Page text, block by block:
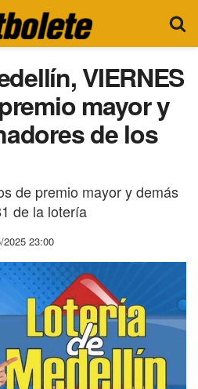
VIERNES
mayor y
de los
de premio mayor y demás
de la lotería
2025 23:00